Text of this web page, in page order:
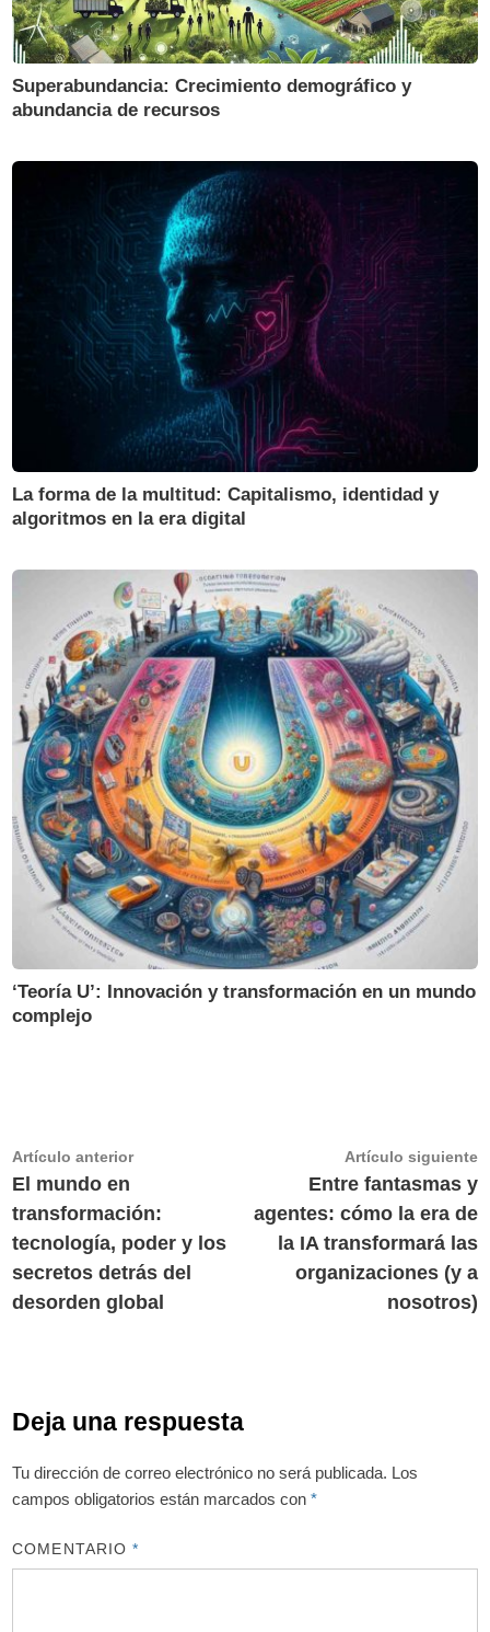
Superabundancia: Crecimiento demográfico y
abundancia de recursos
La forma de la multitud: Capitalismo, identidad y
algoritmos en la era digital
‘Teoría U’: Innovación y transformación en un mundo
complejo
Navegación
de
entradas
Artículo anteriorArtículo
El mundo en
transformación:
tecnología, poder y los
secretos detrás del
desorden global
Artículo siguiente
Entre fantasmas y
agentes: cómo la era de
la IA transformará las
organizaciones (y a
nosotros)
Deja una respuesta
Tu dirección de correo electrónico no será publicada. Los
campos obligatorios están marcados con*
COMENTARIO*